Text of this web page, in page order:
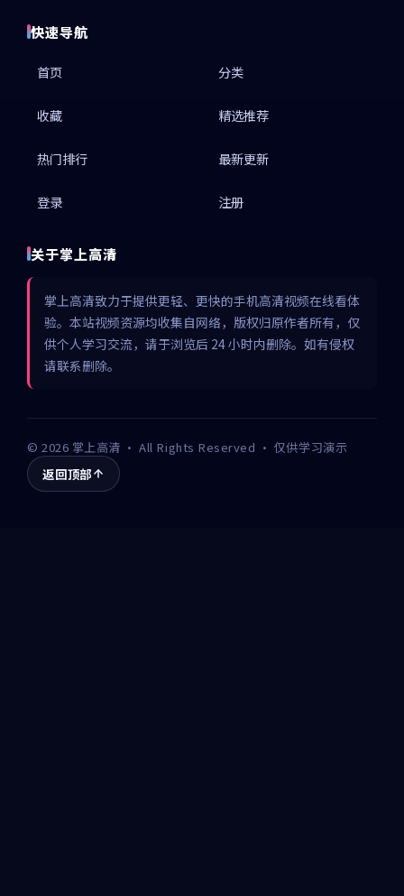
快速导航
首页 分类
收藏 精选推荐
热门排行 最新更新
登录 注册
关于掌上高清
掌上高清致力于提供更轻、更快的手机高清视频在线看体
验。本站视频资源均收集自网络，版权归原作者所有，仅
供个人学习交流，请于浏览后 24 小时内删除。如有侵权
请联系删除。
©2026 掌上高清 · All Rights Reserved · 仅供学习演示
返回顶部